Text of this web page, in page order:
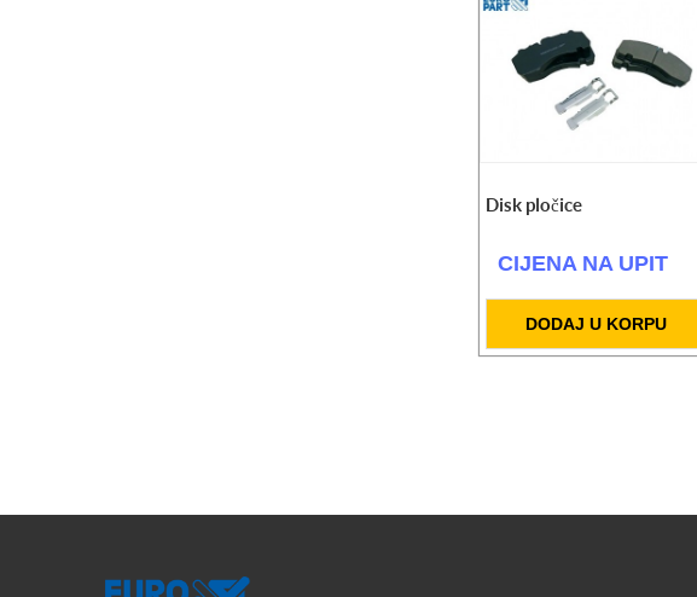
Disk pločice
CIJENA NA UPIT
DODAJ U KORPU